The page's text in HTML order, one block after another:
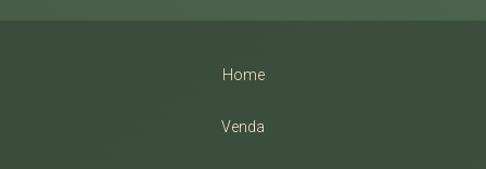
Home
Venda